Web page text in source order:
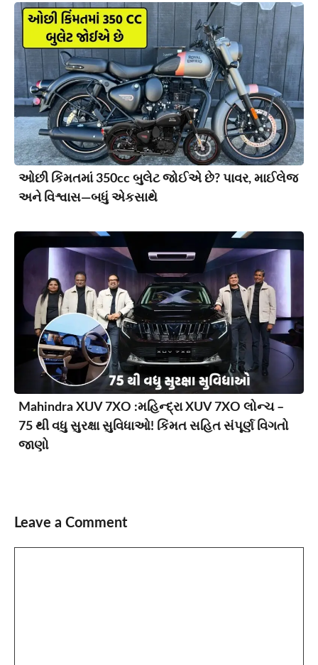
ઓછી કિંમતમાં 350cc બુલેટ જોઈએ છે? પાવર, માઈલેજ
અને વિશ્વાસ—બધું એકસાથે
Mahindra XUV 7XO :મહિન્દ્રા XUV 7XO લોન્ચ –
75 થી વધુ સુરક્ષા સુવિધાઓ! કિંમત સહિત સંપૂર્ણ વિગતો
જાણો
Leave a Comment